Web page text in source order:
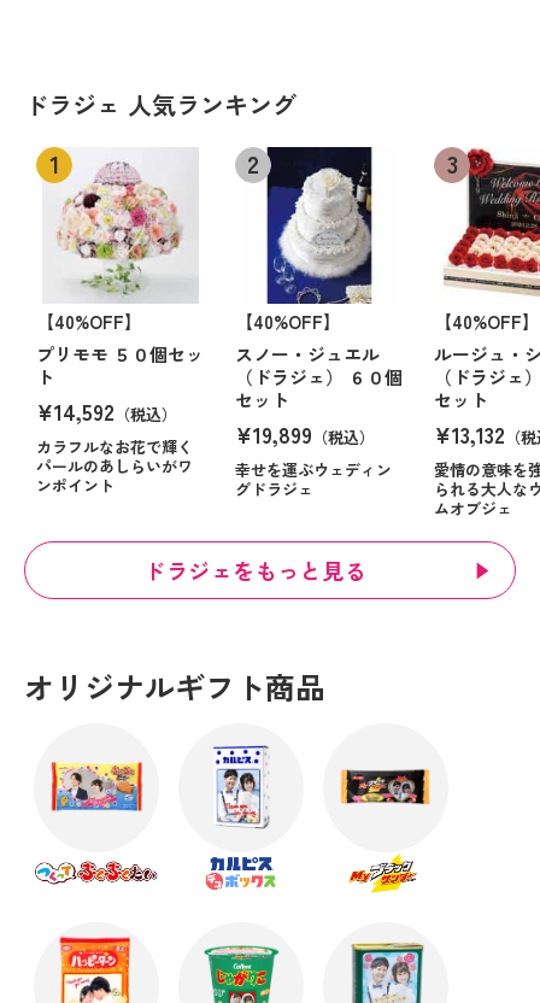
ドラジェ 人気ランキング
【40%OFF】
プリモモ ５０個セッ
ト
¥14,592 （税込）
カラフルなお花で輝く
パールのあしらいがワ
ンポイント
【40%OFF】
スノー・ジュエル
（ドラジェ） ６０個
セット
¥19,899 （税込）
幸せを運ぶウェディン
グドラジェ
【40%OFF】
ルージュ・
（ドラジェ
セット
¥13,132 （
愛情の意味を
られる大人な
ムオブジェ
ドラジェをもっと見る
オリジナルギフト商品